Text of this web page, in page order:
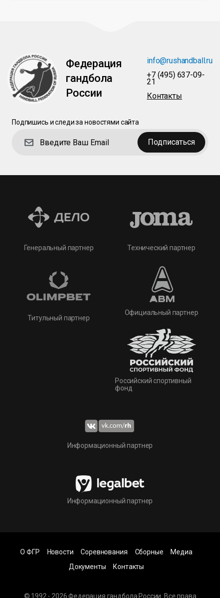
Федерация
гандбола
России
info@rushandball.ru
+7 (495) 637-09-
21
Контакты
Подпишись и следи за новостями сайта
Подписаться
Генеральный партнер
Титульный партнер
Технический партнер
Официальный партнер
Российский спортивный
фонд
Информационный партнер
Информационный партнер
© 1992 - 2026 Федерация гандбола России. Все права
О ФГР Новости Соревнования Сборные
Медиа
Документы
Контакты